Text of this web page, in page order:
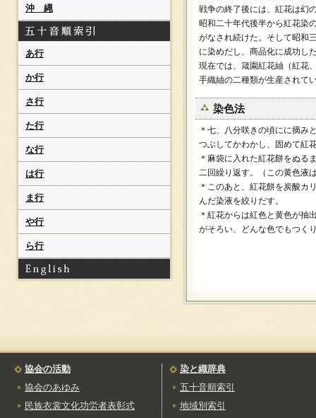
戦争の終了後には、紅花は幻
昭和二十年代後半から紅花染
がなされ続けた。そして昭和
に染めだし、商品化に成功し
現在では、箴園紅花紬（紅花
手織紬の二種類が生産されて
染色法
＊七、八分咲きの頃にに摘み
つぶしてかわかし、固めて紅
＊麻袋に入れた紅花餅をぬる
二回繰り返す。（この黄色液
＊このあと、紅花餅を炭酸カ
んだ染液を絞りだす。
＊紅花からは紅色と黄色が抽
がそろい、どんな色でもつく
山形県
白鷹お召し
（しらたかおめし）
紅花紬
（べにばなつむぎ）
長井紬[米琉]
（ながいつむぎ）
米琉[長井紬]
（よねりゅう）
岩手県
茜染[南部紫紺染]
（あかねぞめ）
岩手ホームスパン
（いわてほーむすぱん）
南部紫紺染[茜染]
（なんぶしこんぞめ）
南部古代型染
（なんぶこだいかたぞ
め）
白石紙子
（しろいしかみこ）
栗駒正藍染
沖 縄
あ行
か行
さ行
た行
な行
は行
ま行
や行
ら行
協会の活動
協会のあゆみ
民族衣裳文化功労者表彰式
染と織辞典
五十音順索引
地域別索引